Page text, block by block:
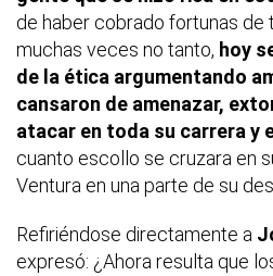
de haber cobrado fortunas de
muchas veces no tanto, hoy
de la ética argumentando
cansaron de amenazar,
atacar en toda su carrera y
cuanto escollo se cruzara en
Ventura en una parte de su
Refiriéndose directamente a
expresó: ¿Ahora resulta que